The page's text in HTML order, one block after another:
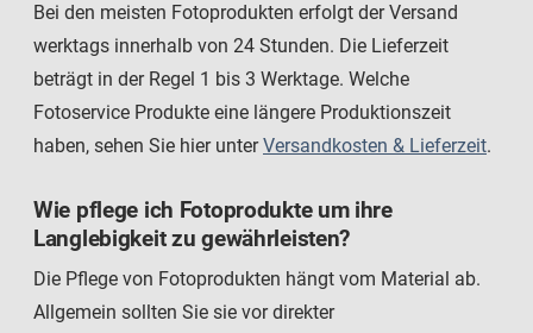
Bei den meisten Fotoprodukten erfolgt der Versand
werktags innerhalb von 24 Stunden. Die Lieferzeit
beträgt in der Regel 1 bis 3 Werktage. Welche
Fotoservice Produkte eine längere Produktionszeit
haben, sehen Sie hier unterVersandkosten & Lieferzeit.
Wie pflege ich Fotoprodukte um ihre
Langlebigkeit zu gewährleisten?
Die Pflege von Fotoprodukten hängt vom Material ab.
Allgemein sollten Sie sie vor direkter